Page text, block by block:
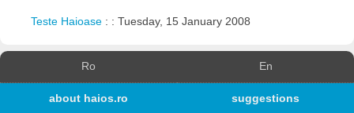
Teste Haioase : : Tuesday, 15 January 2008
Ro En
about haios.ro suggestions